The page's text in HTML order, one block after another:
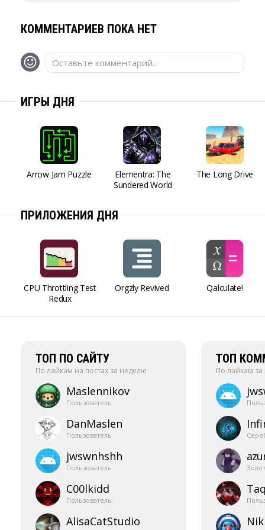
КОММЕНТАРИЕВ ПОКА НЕТ
Оставьте комментарий...
ИГРЫ ДНЯ
Arrow Jam Puzzle
Elementra: The
Sundered World
The Long Drive
ПРИЛОЖЕНИЯ ДНЯ
CPU Throttling Test
Redux
Orgzly Revived Qalculate!
ТОП ПО САЙТУ
По лайкам на постах за неделю
Maslennikov
Пользователь
DanMaslen
Пользователь
jwswnhshh
Пользователь
C00lkidd
Пользователь
AlisaCatStudio
ТОП
По лайкам